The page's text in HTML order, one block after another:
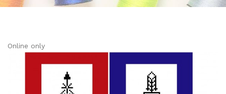
Online only